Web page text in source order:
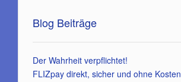
Blog Beiträge
Der Wahrheit verpflichtet!
FLIZpay direkt, sicher und ohne Kosten